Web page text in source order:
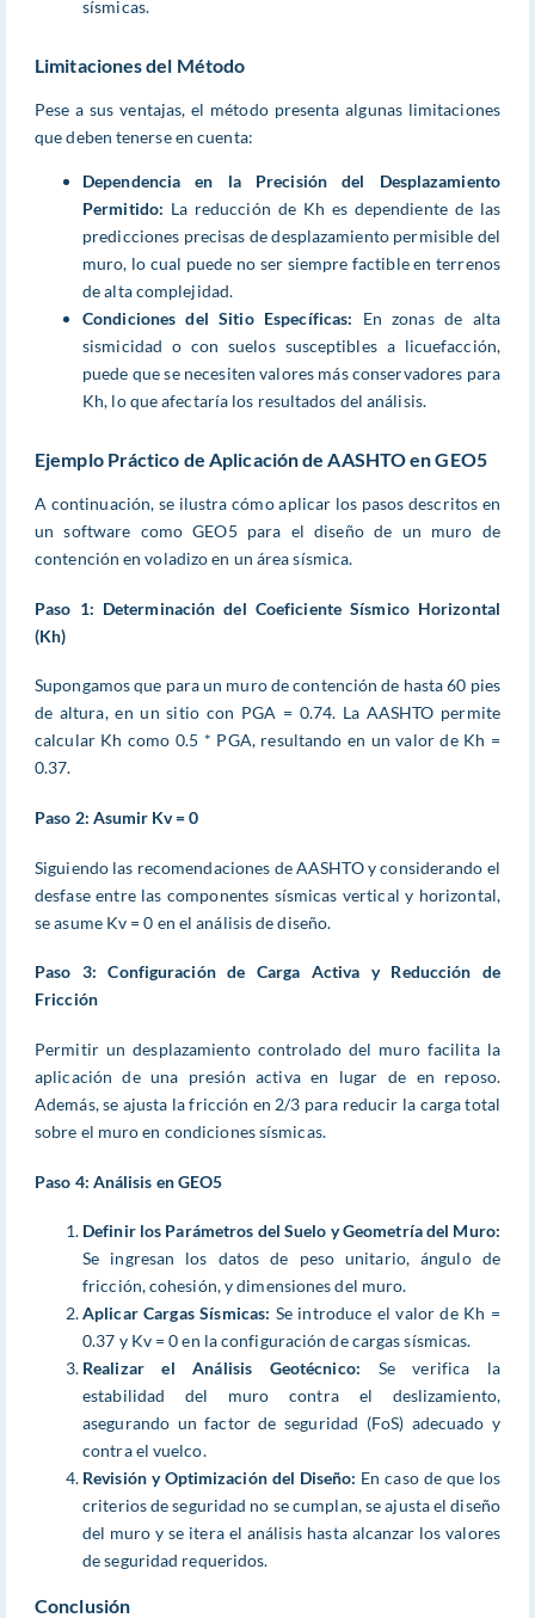
sísmicas.
Limitaciones del Método
Pese a sus ventajas, el método presenta algunas limitaciones
que deben tenerse en cuenta:
Dependencia en la Precisión del Desplazamiento
Permitido: La reducción de Kh es dependiente de las
predicciones precisas de desplazamiento permisible del
muro, lo cual puede no ser siempre factible en terrenos
de alta complejidad.
Condiciones del Sitio Específicas: En zonas de alta
sismicidad o con suelos susceptibles a licuefacción,
puede que se necesiten valores más conservadores para
Kh, lo que afectaría los resultados del análisis.
Ejemplo Práctico de Aplicación de AASHTO en GEO5
A continuación, se ilustra cómo aplicar los pasos descritos en
un software como GEO5 para el diseño de un muro de
contención en voladizo en un área sísmica.
Paso 1: Determinación del Coeficiente Sísmico Horizontal
(Kh)
Supongamos que para un muro de contención de hasta 60 pies
de altura, en un sitio con PGA = 0.74. La AASHTO permite
calcular Kh como 0.5 * PGA, resultando en un valor de Kh =
0.37.
Paso 2: Asumir Kv = 0
Siguiendo las recomendaciones de AASHTO y considerando el
desfase entre las componentes sísmicas vertical y horizontal,
se asume Kv = 0 en el análisis de diseño.
Paso 3: Configuración de Carga Activa y Reducción de
Fricción
Permitir un desplazamiento controlado del muro facilita la
aplicación de una presión activa en lugar de en reposo.
Además, se ajusta la fricción en 2/3 para reducir la carga total
sobre el muro en condiciones sísmicas.
Paso 4: Análisis en GEO5
Definir los Parámetros del Suelo y Geometría del Muro:
Se ingresan los datos de peso unitario, ángulo de
fricción, cohesión, y dimensiones del muro.
Aplicar Cargas Sísmicas: Se introduce el valor de Kh =
0.37 y Kv = 0 en la configuración de cargas sísmicas.
Realizar el Análisis Geotécnico: Se verifica la
estabilidad del muro contra el deslizamiento,
asegurando un factor de seguridad (FoS) adecuado y
contra el vuelco.
Revisión y Optimización del Diseño: En caso de que los
criterios de seguridad no se cumplan, se ajusta el diseño
del muro y se itera el análisis hasta alcanzar los valores
de seguridad requeridos.
Conclusión